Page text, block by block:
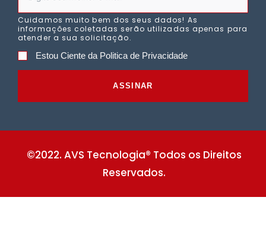
Cuidamos muito bem dos seus dados! As
informações coletadas serão utilizadas apenas para
atender a sua solicitação.
Estou Ciente da Politica de Privacidade
ASSINAR
©2022. AVS Tecnologia® Todos os Direitos
Reservados.